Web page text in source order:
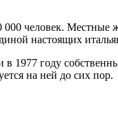
человек.
настоящих
году
на ней до сих пор.